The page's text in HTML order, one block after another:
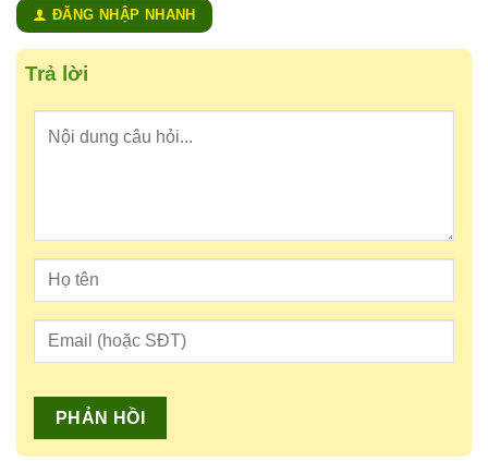
ĐĂNG NHẬP NHANH
Trả lời